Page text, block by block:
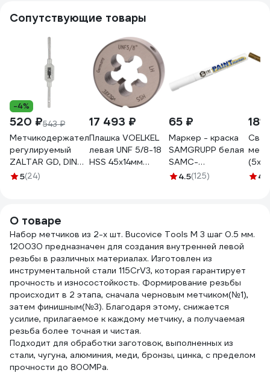
Сопутствующие товары
-4%
520 ₽543 ₽
Метчикодержатель
регулируемый
ZALTAR GD, DIN
1814, # 1, M1-10,
5(24)
17 493 ₽
Плашка VOELKEL
левая UNF 5/8-18
HSS 45x14мм
65 ₽
Маркер - краска
SAMGRUPP белая
SAMC-
037000002
4.5(125)
181
4.8
О товаре
Набор метчиков из 2-х шт. Bucovice Tools M 3 шаг 0.5 мм.
120030 предназначен для создания внутренней левой
резьбы в различных материалах. Изготовлен из
инструментальной стали 115CrV3, которая гарантирует
прочность и износостойкость. Формирование резьбы
происходит в 2 этапа, сначала черновым метчиком(№1),
затем финишным(№3). Благодаря этому, снижается
усилие, прилагаемое к каждому метчику, а получаемая
резьба более точная и чистая.
Подходит для обработки заготовок, выполненных из
стали, чугуна, алюминия, меди, бронзы, цинка, с пределом
прочности до 800MPa.